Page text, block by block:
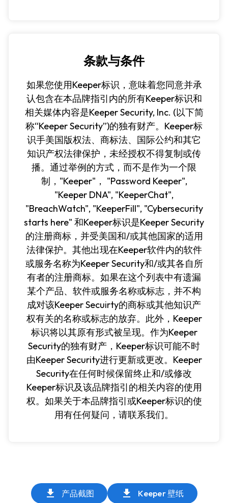
条款与条件
如果您使用Keeper标识，意味着您同意并承
认包含在本品牌指引内的所有Keeper标识和
相关媒体内容是Keeper Security, Inc. (以下简
称“Keeper Security”)的独有财产。Keeper标
识手美国版权法、商标法、国际公约和其它
知识产权法律保护，未经授权不得复制或传
播。通过举例的方式，而不是作为一个限
制，"Keeper"， "Password Keeper",
"Keeper DNA", "KeeperChat",
"BreachWatch", "KeeperFill", "Cybersecurity
starts here" 和Keeper标识是Keeper Security
的注册商标，并受美国和/或其他国家的适用
法律保护。其他出现在Keeper软件内的软件
或服务名称为Keeper Security和/或其各自所
有者的注册商标。如果在这个列表中有遗漏
某个产品、软件或服务名称或标志，并不构
成对该Keeper Secuirty的商标或其他知识产
权有关的名称或标志的放弃。此外，Keeper
标识将以其原有形式被呈现。作为Keeper
Security的独有财产，Keeper标识可能不时
由Keeper Security进行更新或更改。Keeper
Security在任何时候保留终止和/或修改
Keeper标识及该品牌指引的相关内容的使用
权。如果关于本品牌指引或Keeper标识的使
用有任何疑问，请联系我们。
产品截图 Keeper 壁纸